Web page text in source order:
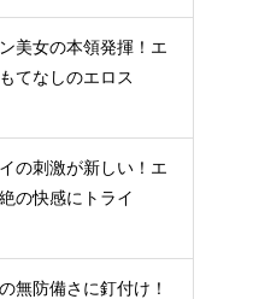
美女の本領発揮！エ
てなしのエロス
の刺激が新しい！エ
の快感にトライ
無防備さに釘付け！